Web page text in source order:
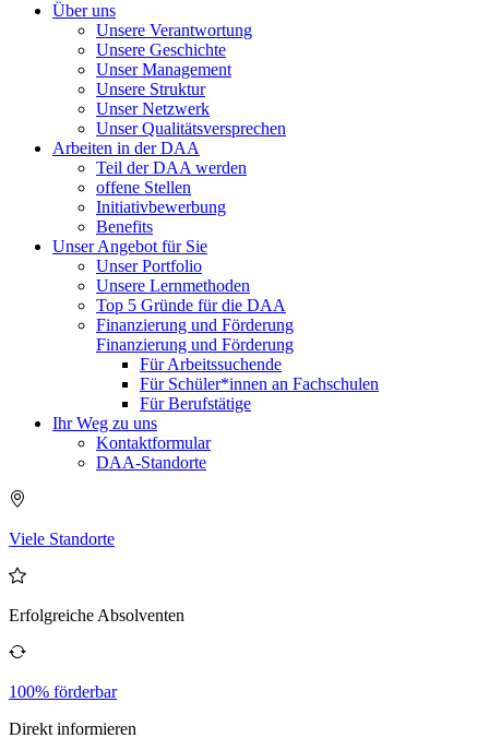
Über uns
Unsere Verantwortung
Unsere Geschichte
Unser Management
Unsere Struktur
Unser Netzwerk
Unser Qualitätsversprechen
Arbeiten in der DAA
Teil der DAA werden
offene Stellen
Initiativbewerbung
Benefits
Unser Angebot für Sie
Unser Portfolio
Unsere Lernmethoden
Top 5 Gründe für die DAA
Finanzierung und Förderung
Finanzierung und Förderung
Für Arbeitssuchende
Für Schüler*innen an Fachschulen
Für Berufstätige
Ihr Weg zu uns
Kontaktformular
DAA-Standorte
Viele Standorte
Erfolgreiche Absolventen
100% förderbar
Direkt informieren